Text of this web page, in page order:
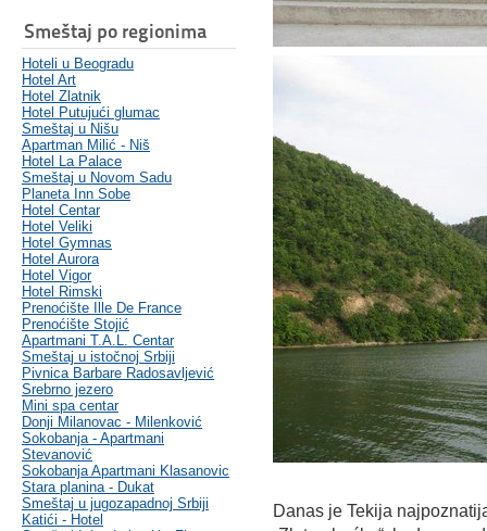
Smeštaj po regionima
Hoteli u Beogradu
Hotel Art
Hotel Zlatnik
Hotel Putujući glumac
Smeštaj u Nišu
Apartman Milić - Niš
Hotel La Palace
Smeštaj u Novom Sadu
Planeta Inn Sobe
Hotel Centar
Hotel Veliki
Hotel Gymnas
Hotel Aurora
Hotel Vigor
Hotel Rimski
Prenoćište Ille De France
Prenoćište Stojić
Apartmani T.A.L. Centar
Smeštaj u istočnoj Srbiji
Pivnica Barbare Radosavljević
Srebrno jezero
Mini spa centar
Donji Milanovac - Milenković
Sokobanja - Apartmani
Stevanović
Sokobanja Apartmani Klasanovic
Stara planina - Dukat
Smeštaj u jugozapadnoj Srbiji
Katići - Hotel
Danas je Tekija